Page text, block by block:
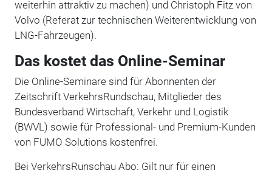
weiterhin attraktiv zu machen) und Christoph Fitz von
Volvo (Referat zur technischen Weiterentwicklung von
LNG-Fahrzeugen).
Das kostet das Online-Seminar
Die Online-Seminare sind für Abonnenten der
Zeitschrift VerkehrsRundschau, Mitglieder des
Bundesverband Wirtschaft, Verkehr und Logistik
(BWVL) sowie für Professional- und Premium-Kunden
von FUMO Solutions kostenfrei.
Bei VerkehrsRunschau Abo: Gilt nur für einen